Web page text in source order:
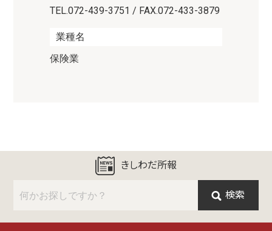
TEL.072-439-3751 / FAX.072-433-3879
業種名
保険業
きしわだ所報
検索